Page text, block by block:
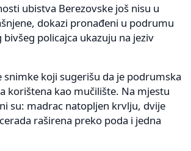
ubistva Berezovske još nisu u
dokazi pronađeni u podrumu
bivšeg policajca ukazuju na jeziv
snimke koji sugerišu da je podrumska
korištena kao mučilište. Na mjestu
su: madrac natopljen krvlju, dvije
raširena preko poda i jedna